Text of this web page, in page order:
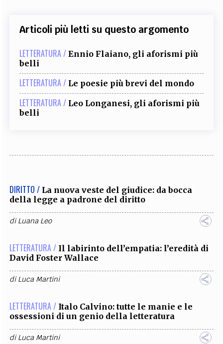
Articoli più letti su questo argomento
LETTERATURA / Ennio Flaiano, gli aforismi più
belli
LETTERATURA / Le poesie più brevi del mondo
LETTERATURA / Leo Longanesi, gli aforismi più
belli
DIRITTO / La nuova veste del giudice: da bocca
della legge a padrone del diritto
diLuana Leo
LETTERATURA / Il labirinto dell’empatia: l’eredità di
David Foster Wallace
diLuca Martini
LETTERATURA / Italo Calvino: tutte le manie e le
ossessioni di un genio della letteratura
diLuca Martini